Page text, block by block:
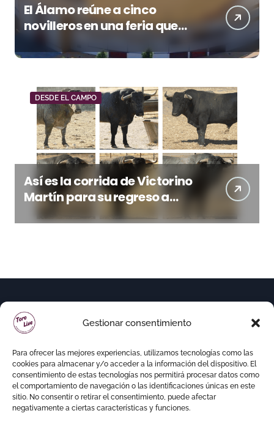
Gestionar consentimiento
Para ofrecer las mejores experiencias, utilizamos tecnologías como las
cookies para almacenar y/o acceder a la información del dispositivo. El
consentimiento de estas tecnologías nos permitirá procesar datos como
el comportamiento de navegación o las identificaciones únicas en este
sitio. No consentir o retirar el consentimiento, puede afectar
negativamente a ciertas características y funciones.
El Álamo reúne a cinco
novilleros en una feria que
vuelve a mirar al futuro
DESDE EL CAMPO
Así es la corrida de Victorino
Martín para su regreso a
Huesca trece años después
(Imágenes)